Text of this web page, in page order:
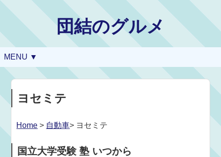
団結のグルメ
MENU ▼
ヨセミテ
Home > 自動車> ヨセミテ
国立大学受験 塾 いつから